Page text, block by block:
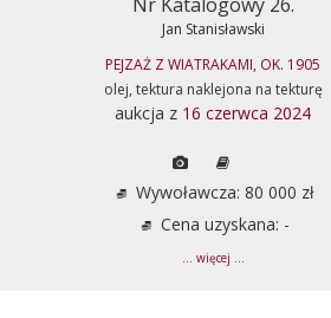
Jan Stanisławski
PEJZAŻ Z WIATRAKAMI, OK. 1905
olej, tektura naklejona na tekturę
aukcja z 16 czerwca 2024
Wywoławcza: 80 000 zł
Cena uzyskana: -
... więcej ...